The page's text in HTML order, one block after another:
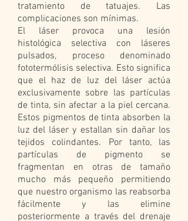
tratamiento de tatuajes. Las
complicaciones son mínimas.
El láser provoca una lesión
histológica selectiva con láseres
pulsados, proceso denominado
fototermólisis selectiva. Esto significa
que el haz de luz del láser actúa
exclusivamente sobre las partículas
de tinta, sin afectar a la piel cercana.
Estos pigmentos de tinta absorben la
luz del láser y estallan sin dañar los
tejidos colindantes. Por tanto, las
partículas de pigmento se
fragmentan en otras de tamaño
mucho más pequeño permitiendo
que nuestro organismo las reabsorba
fácilmente y las elimine
posteriormente a través del drenaje